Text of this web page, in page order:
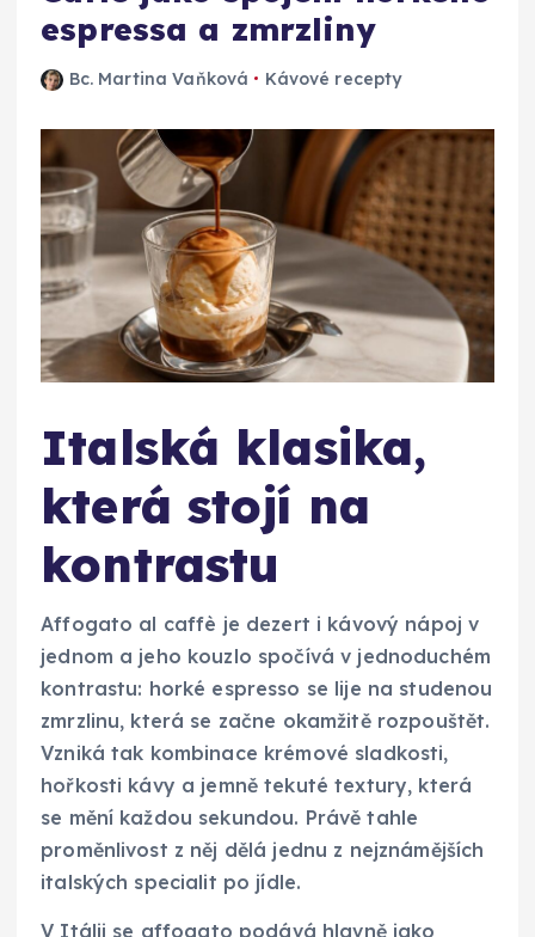
espressa a zmrzliny
Bc. Martina Vaňková Kávové recepty
Italská klasika,
která stojí na
kontrastu
Affogato al caffè je dezert i kávový nápoj v
jednom a jeho kouzlo spočívá v jednoduchém
kontrastu: horké espresso se lije na studenou
zmrzlinu, která se začne okamžitě rozpouštět.
Vzniká tak kombinace krémové sladkosti,
hořkosti kávy a jemně tekuté textury, která
se mění každou sekundou. Právě tahle
proměnlivost z něj dělá jednu z nejznámějších
italských specialit po jídle.
V Itálii se affogato podává hlavně jako